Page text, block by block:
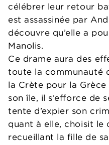
célébrer leur retour
est assassinée par
découvre qu’elle a
Manolis.
Ce drame aura des
toute la communauté
la Crète pour la
son île, il s’efforce de
tente d’expier son
quant à elle, choisit le
recueillant la fille de